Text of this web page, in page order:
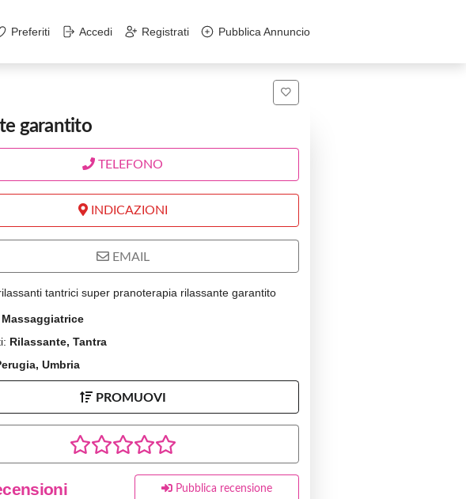
Preferiti Accedi Registrati Pubblica Annuncio
garantito
TELEFONO
INDICAZIONI
EMAIL
tantrici super pranoterapia rilassante garantito
Massaggiatrice
Rilassante, Tantra
Umbria
PROMUOVI
Pubblica recensione